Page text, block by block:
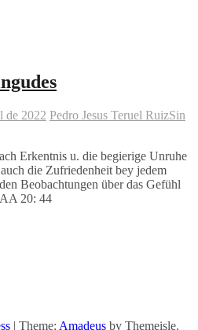
de 2022 Pedro Jesus Teruel RuizSin
Erkentnis u. die begierige Unruhe
die Zufriedenheit bey jedem
Beobachtungen über das Gefühl
20: 44
| Theme: Amadeus by Themeisle.